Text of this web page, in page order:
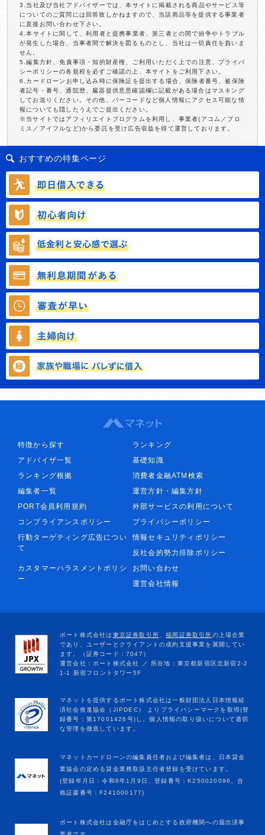
3.当社及び当社アドバイザーでは、本サイトに掲載される商品やサービス等
についてのご質問には回答致しかねますので、当該商品等を提供する事業者
に直接お問い合わせ下さい。
4.本サイトに関して、利用者と提携事業者、第三者との間で紛争やトラブル
が発生した場合、当事者間で解決を図るものとし、当社は一切責任を負いま
せん。
5.編集方針、免責事項・知的財産権、ご利用いただく上での注意、プライバ
シーポリシーの各規程を必ずご確認の上、本サイトをご利用下さい。
6.カードローンお申し込み時に保険証を提出する場合、保険者番号、被保険
者記号・番号、通院歴、臓器提供意思確認欄に記載がある場合はマスキング
してお送りください。その他、バーコードなど個人情報にアクセス可能な情
報についても隠したうえでご提出ください。
※当サイトではアフィリエイトプログラムを利用し、事業者(アコム／プロ
ミス／アイフルなど)から委託を受け広告収益を得て運営しております。
おすすめの特集ページ
特徴から探す
ランキング
アドバイザ一覧
基礎知識
ランキング根拠
消費者金融ATM検索
編集者一覧
運営方針・編集方針
PORT会員利用規約
外部サービスの利用について
コンプライアンスポリシー
プライバシーポリシー
行動ターゲティング広告につい
て
情報セキュリティポリシー
反社会的勢力排除ポリシー
カスタマーハラスメントポリシ
ー
お問い合わせ
運営会社情報
マネットカードローンの編集責任者および編集者は、日本貸金
業協会の定める貸金業務取扱主任者登録を受けています。
(登録年月日：令和8年1月9日、登録番号：K250020096、合
格証書番号：F241000177)
ポート株式会社は金融庁をはじめとする政府機関への届出済事